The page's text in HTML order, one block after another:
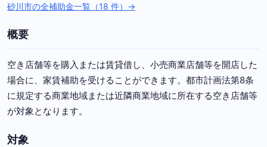
砂川市の全補助金一覧（18 件）→
概要
空き店舗等を購入または賃貸借し、小売商業店舗等を開店した
場合に、家賃補助を受けることができます。都市計画法第8条
に規定する商業地域または近隣商業地域に所在する空き店舗等
が対象となります。
対象